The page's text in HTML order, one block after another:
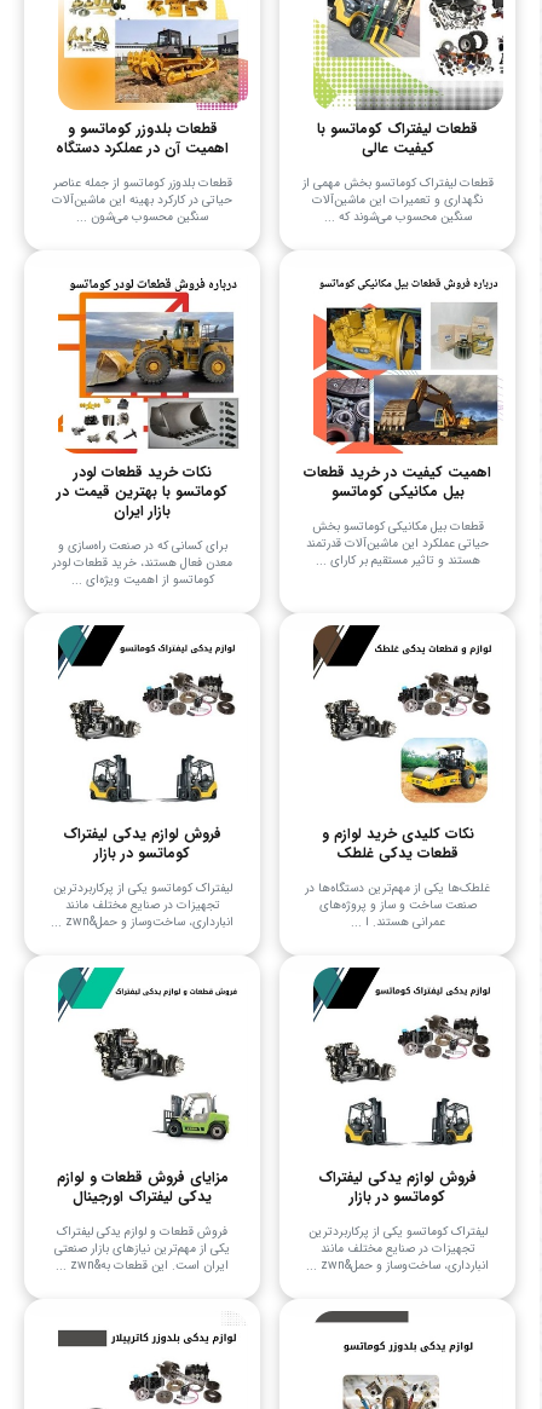
قطعات لیفتراک کوماتسو با
کیفیت عالی
قطعات لیفتراک کوماتسو بخش مهمی از
نگهداری و تعمیرات این ماشین‌آلات
سنگین محسوب می‌شوند که ...
قطعات بلدوزر کوماتسو و
اهمیت آن در عملکرد دستگاه
قطعات بلدوزر کوماتسو از جمله عناصر
حیاتی در کارکرد بهینه این ماشین‌آلات
سنگین محسوب می‌شون ...
اهمیت کیفیت در خرید قطعات
بیل مکانیکی کوماتسو
قطعات بیل مکانیکی کوماتسو بخش
حیاتی عملکرد این ماشین‌آلات قدرتمند
هستند و تاثیر مستقیم بر کارای ...
نکات خرید قطعات لودر
کوماتسو با بهترین قیمت در
بازار ایران
برای کسانی که در صنعت راه‌سازی و
معدن فعال هستند، خرید قطعات لودر
کوماتسو از اهمیت ویژه‌ای ...
نکات کلیدی خرید لوازم و
قطعات یدکی غلطک
غلطک‌ها یکی از مهم‌ترین دستگاه‌ها در
صنعت ساخت و ساز و پروژه‌های
عمرانی هستند. ا ...
فروش لوازم یدکی لیفتراک
کوماتسو در بازار
لیفتراک کوماتسو یکی از پرکاربردترین
تجهیزات در صنایع مختلف مانند
انبارداری، ساخت‌وساز و حمل&zwn ...
فروش لوازم یدکی لیفتراک
کوماتسو در بازار
لیفتراک کوماتسو یکی از پرکاربردترین
تجهیزات در صنایع مختلف مانند
انبارداری، ساخت‌وساز و حمل&zwn ...
مزایای فروش قطعات و لوازم
یدکی لیفتراک اورجینال
فروش قطعات و لوازم یدکی لیفتراک
یکی از مهم‌ترین نیازهای بازار صنعتی
ایران است. این قطعات به&zwn ...